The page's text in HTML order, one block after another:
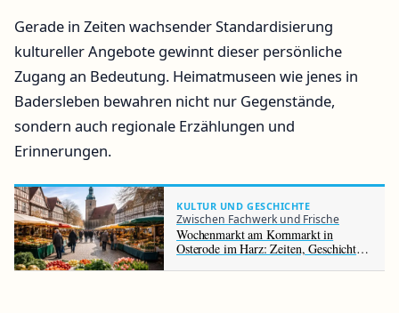
Gerade in Zeiten wachsender Standardisierung
kultureller Angebote gewinnt dieser persönliche
Zugang an Bedeutung. Heimatmuseen wie jenes in
Badersleben bewahren nicht nur Gegenstände,
sondern auch regionale Erzählungen und
Erinnerungen.
KULTUR UND GESCHICHTE
Zwischen Fachwerk und Frische
Wochenmarkt am Kornmarkt in
Osterode im Harz: Zeiten, Geschichte